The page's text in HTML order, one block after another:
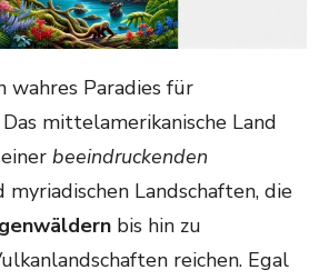
wahres Paradies für
mittelamerikanische Land
beeindruckenden
Landschaften, die
bis hin zu
reichen. Egal